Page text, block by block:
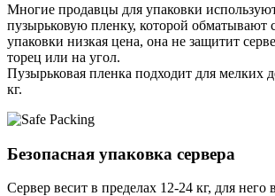
Многие продавцы для упаковки
пузырьковую пленку, которой обматывают
упаковки низкая цена, она не защитит
торец или на угол.
Пузырьковая пленка подходит для мелких
кг.
Безопасная упаковка сервера
Сервер весит в пределах 12-24 кг, для него